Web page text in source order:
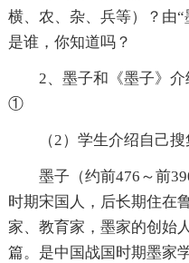
横、农、杂、兵等）？由
是谁，你知道吗？
2、墨子和《墨子》
①
（2）学生介绍自己
墨子（约前476～前
时期宋国人，后长期住在
家、教育家，墨家的创始
篇。是中国战国时期墨家